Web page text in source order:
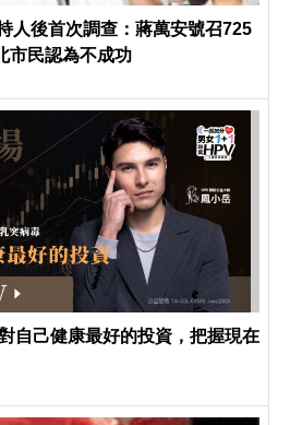
人後首次調查：蔣萬安號召725
市民認為不成功
自己健康最好的投資，把握現在